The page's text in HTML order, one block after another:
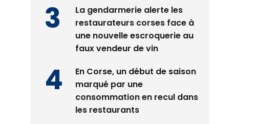
La gendarmerie alerte les
restaurateurs corses face à
une nouvelle escroquerie au
faux vendeur de vin
En Corse, un début de saison
marqué par une
consommation en recul dans
les restaurants